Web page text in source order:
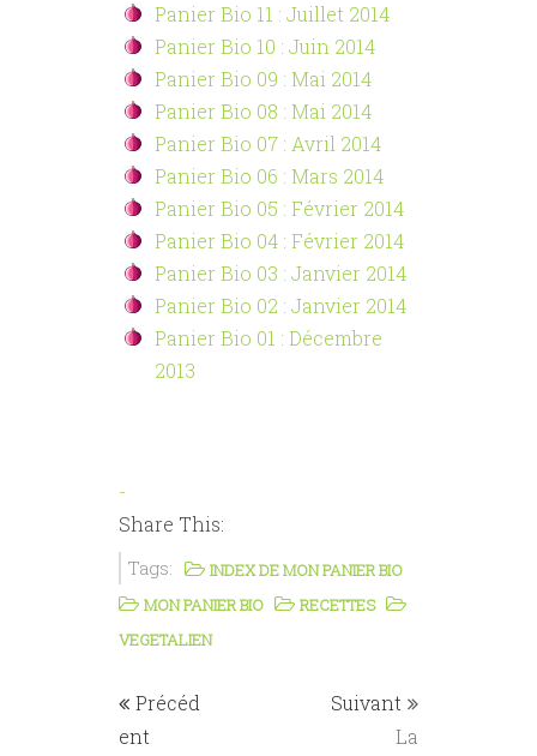
Panier Bio 11 : Juillet 2014
Panier Bio 10 : Juin 2014
Panier Bio 09 : Mai 2014
Panier Bio 08 : Mai 2014
Panier Bio 07 : Avril 2014
Panier Bio 06 : Mars 2014
Panier Bio 05 : Février 2014
Panier Bio 04 : Février 2014
Panier Bio 03 : Janvier 2014
Panier Bio 02 : Janvier 2014
Panier Bio 01 : Décembre
2013
-
Share This:
Tags:
INDEX DE MON PANIER BIO
MON PANIER BIO
RECETTES
VEGETALIEN
Précéd
ent
Suivant
La